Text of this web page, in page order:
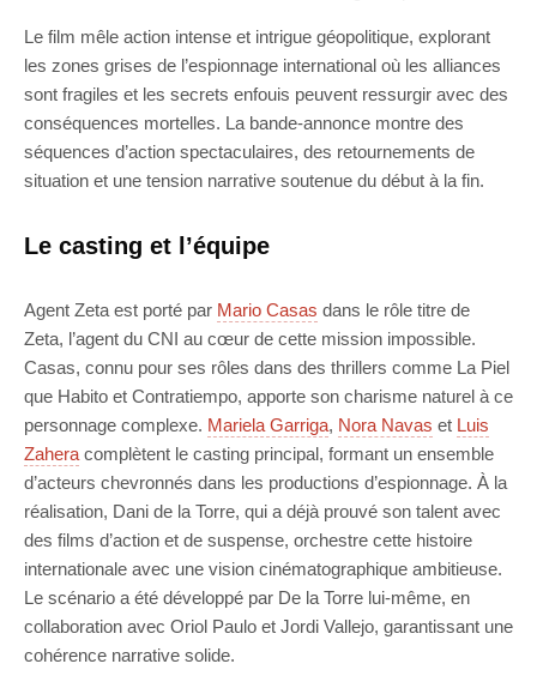
Le film mêle action intense et intrigue géopolitique, explorant
les zones grises de l’espionnage international où les alliances
sont fragiles et les secrets enfouis peuvent ressurgir avec des
conséquences mortelles. La bande-annonce montre des
séquences d’action spectaculaires, des retournements de
situation et une tension narrative soutenue du début à la fin.
Le casting et l’équipe
Agent Zeta est porté par Mario Casas dans le rôle titre de
Zeta, l’agent du CNI au cœur de cette mission impossible.
Casas, connu pour ses rôles dans des thrillers comme La Piel
que Habito et Contratiempo, apporte son charisme naturel à ce
personnage complexe. Mariela Garriga, Nora Navas et Luis
Zahera complètent le casting principal, formant un ensemble
d’acteurs chevronnés dans les productions d’espionnage. À la
réalisation, Dani de la Torre, qui a déjà prouvé son talent avec
des films d’action et de suspense, orchestre cette histoire
internationale avec une vision cinématographique ambitieuse.
Le scénario a été développé par De la Torre lui-même, en
collaboration avec Oriol Paulo et Jordi Vallejo, garantissant une
cohérence narrative solide.